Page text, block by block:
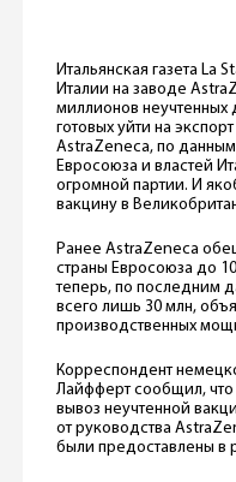
Итальянская газета La
Италии на заводе
миллионов неучтенных
готовых уйти на
AstraZeneca, по
Евросоюза и властей
огромной партии. И
вакцину в
Ранее AstraZeneca
страны Евросоюза до
теперь, по последним
всего лишь 30 млн,
производственных
Корреспондент
Лайфферт сообщил, что
вывоз неучтенной
от руководства
были предоставлены в